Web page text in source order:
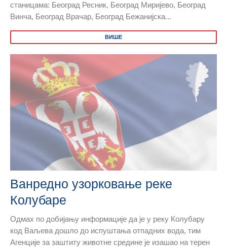
станицама: Београд Ресник, Београд Миријево, Београд
Винча, Београд Врачар, Београд Бежанијска...
ВИШЕ
Ванредно узорковање реке
Колубаре
Одмах по добијању информације да је у реку Колубару
код Ваљева дошло до испуштања отпадних вода, тим
Агенције за заштиту животне средине је изашао на терен